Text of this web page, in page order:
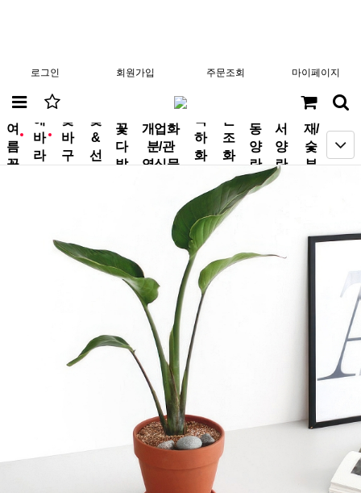
로그인 회원가입 주문조회 마이페이지
new
여
름
꽃
new
해
바
라
꽃
바
구
꽃
&
선
꽃
다
발
개업화
분/관
엽식물
축
하
화
근
조
화
동
양
란
서
양
란
분
재/
숯
부